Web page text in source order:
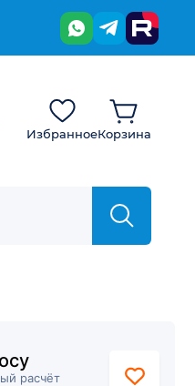
ИзбранноеКорзина
расчёт